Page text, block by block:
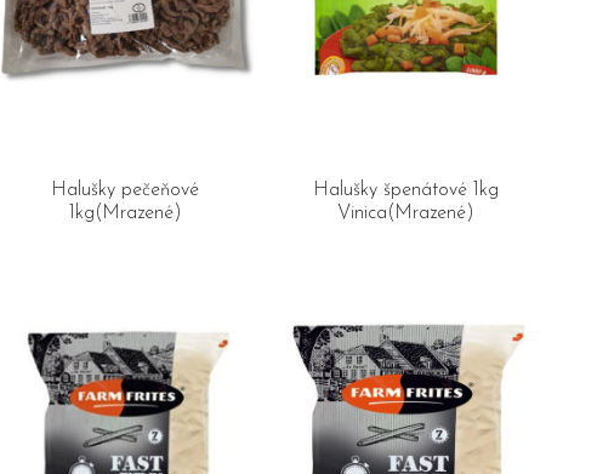
Halušky pečeňové
1kg(Mrazené)
Halušky špenátové 1kg
Vinica(Mrazené)